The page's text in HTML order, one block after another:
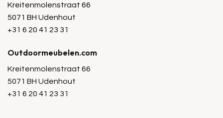
Kreitenmolenstraat 66
5071 BH Udenhout
+31 6 20 41 23 31
Outdoormeubelen.com
Kreitenmolenstraat 66
5071 BH Udenhout
+31 6 20 41 23 31